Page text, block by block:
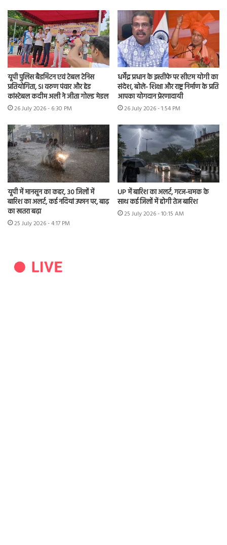
यूपी पुलिस बैडमिंटन एवं टेबल टेनिस
प्रतियोगिता, SI वरुण पंवार और हेड
कांस्टेबल कदीम अली ने जीता गोल्ड मेडल
26 July 2026 - 6:30 PM
धर्मेंद्र प्रधान के इस्तीफे पर सीएम योगी का
संदेश, बोले- शिक्षा और राष्ट्र निर्माण के प्रति
आपका योगदान प्रेरणादायी
26 July 2026 - 1:54 PM
यूपी में मानसून का कहर, 30 जिलों में
बारिश का अलर्ट, कई नदियां उफान पर, बाढ़
का खतरा बढ़ा
25 July 2026 - 4:17 PM
UP में बारिश का अलर्ट, गरज-चमक के
साथ कई जिलों में होगी तेज बारिश
25 July 2026 - 10:15 AM